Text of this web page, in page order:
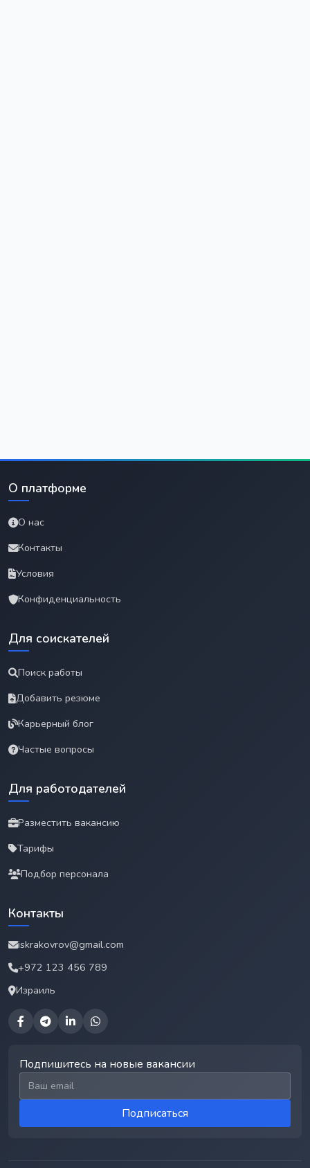
О платформе
О нас
Контакты
Условия
Конфиденциальность
Для соискателей
Поиск работы
Добавить резюме
Карьерный блог
Частые вопросы
Для работодателей
Разместить вакансию
Тарифы
Подбор персонала
Контакты
iskrakovrov@gmail.com
+972 123 456 789
Израиль
Подпишитесь на новые вакансии
Email для подписки
Подписаться